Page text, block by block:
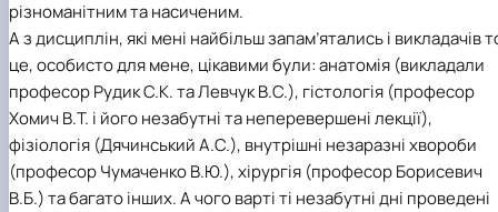
різноманітним та насиченим.
А з дисциплін, які мені найбільш запам’ятались і викладачів
це, особисто для мене, цікавими були: анатомія (викладали
професор Рудик С.К. та Левчук В.С.), гістологія (професор
Хомич В.Т. і його незабутні та неперевершені лекції),
фізіологія (Дячинський А.С.), внутрішні незаразні хвороби
(професор Чумаченко В.Ю.), хірургія (професор Борисевич
В.Б.) та багато інших. А чого варті ті незабутні дні проведені